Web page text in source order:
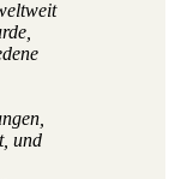
und